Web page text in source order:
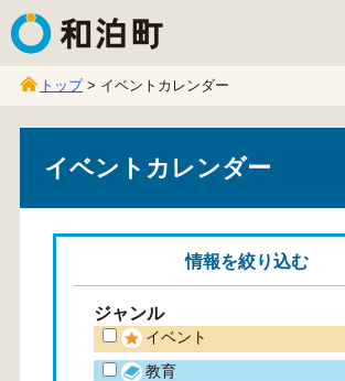
和泊町
トップ> イベントカレンダー
イベントカレンダー
情報を絞り込む
ジャンル
イベント
教育